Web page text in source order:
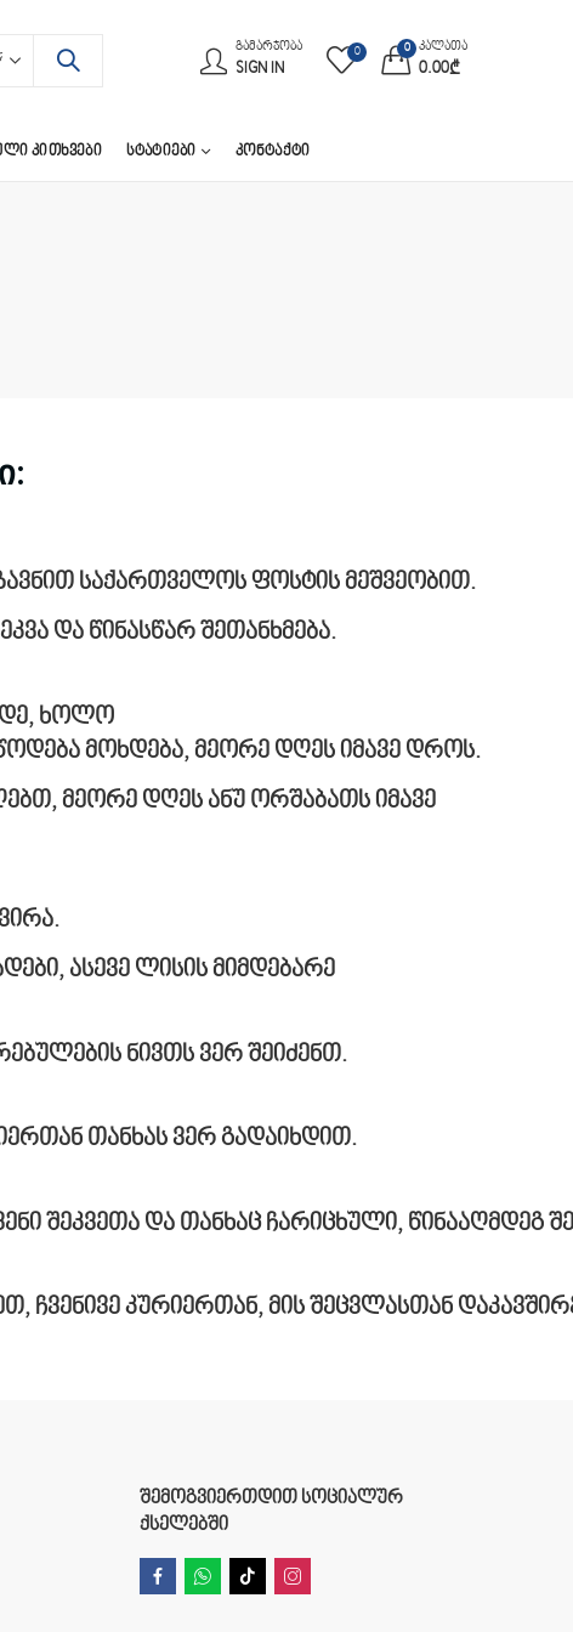
ᲒᲐᲛᲐᲠᲯᲝᲑᲐ
SIGN IN
0 0 კალათა
0.00₾
ᲙᲘᲗᲮᲕᲔᲑᲘ ᲡᲢᲐᲢᲘᲔᲑᲘ ᲙᲝᲜᲢᲐᲥᲢᲘ
საქართველოს ფოსტის მეშვეობით.
და წინასწარ შეთანხმება.
, ხოლო
მოხდება, მეორე დღეს იმავე დროს.
მეორე დღეს ანუ ორშაბათს იმავე
.
ასევე ლისის მიმდებარე
ნივთს ვერ შეიძენთ.
თანხას ვერ გადაიხდით.
შეკვეთა და თანხაც ჩარიცხული, წინააღმდეგ
, ჩვენივე კურიერთან, მის შეცვლასთან
ᲨᲔᲛᲝᲒᲕᲘᲔᲠᲗᲓᲘᲗ ᲡᲝᲪᲘᲐᲚᲣᲠ
ᲥᲡᲔᲚᲔᲑᲨᲘ